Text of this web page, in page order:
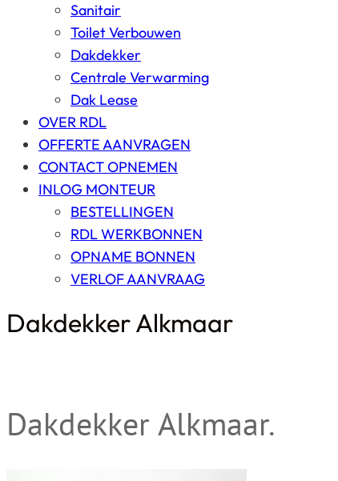
Sanitair
Toilet Verbouwen
Dakdekker
Centrale Verwarming
Dak Lease
OVER RDL
OFFERTE AANVRAGEN
CONTACT OPNEMEN
INLOG MONTEUR
BESTELLINGEN
RDL WERKBONNEN
OPNAME BONNEN
VERLOF AANVRAAG
Dakdekker Alkmaar
Dakdekker Alkmaar.